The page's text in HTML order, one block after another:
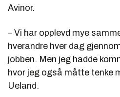
Avinor.
– Vi har opplevd mye
hverandre hver dag
jobben. Men jeg hadde
hvor jeg også måtte tenke
Ueland.